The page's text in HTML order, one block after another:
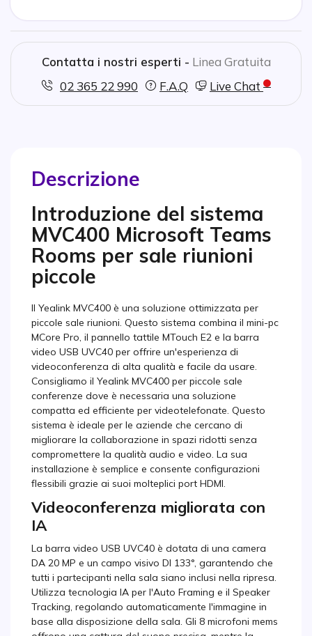
Contatta i nostri esperti - Linea Gratuita
02 365 22 990
F.A.Q Live Chat
Descrizione
Introduzione del sistema
MVC400 Microsoft Teams
Rooms per sale riunioni
piccole
Il Yealink MVC400 è una soluzione ottimizzata per
piccole sale riunioni. Questo sistema combina il mini-pc
MCore Pro, il pannello tattile MTouch E2 e la barra
video USB UVC40 per offrire un'esperienza di
videoconferenza di alta qualità e facile da usare.
Consigliamo il Yealink MVC400 per piccole sale
conferenze dove è necessaria una soluzione
compatta ed efficiente per videotelefonate. Questo
sistema è ideale per le aziende che cercano di
migliorare la collaborazione in spazi ridotti senza
compromettere la qualità audio e video. La sua
installazione è semplice e consente configurazioni
flessibili grazie ai suoi molteplici port HDMI.
Videoconferenza migliorata con
IA
La barra video USB UVC40 è dotata di una camera
DA 20 MP e un campo visivo DI 133°, garantendo che
tutti i partecipanti nella sala siano inclusi nella ripresa.
Utilizza tecnologia IA per l'Auto Framing e il Speaker
Tracking, regolando automaticamente l'immagine in
base alla disposizione della sala. Gli 8 microfoni mems